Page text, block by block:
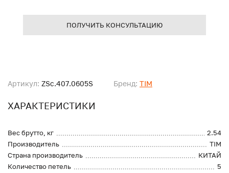
Артикул: ZSc.407.0605S Бренд: TIM
ХАРАКТЕРИСТИКИ
Вес брутто, кг
2.54
Производитель
TIM
Страна производитель
КИТАЙ
Количество петель
5
ПОЛУЧИТЬ КОНСУЛЬТАЦИЮ